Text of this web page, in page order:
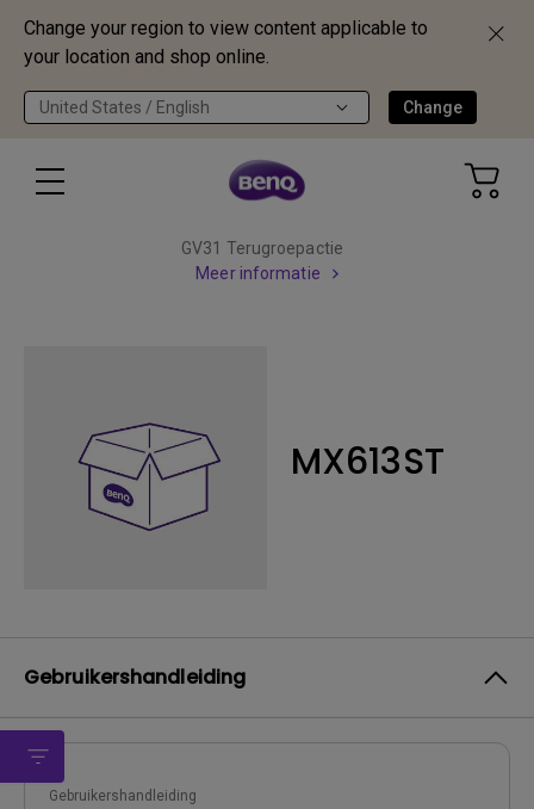
Change your region to view content applicable to
your location and shop online.
United States / English Change
GV31 Terugroepactie
Meer informatie
MX613ST
Gebruikershandleiding
Gebruikershandleiding